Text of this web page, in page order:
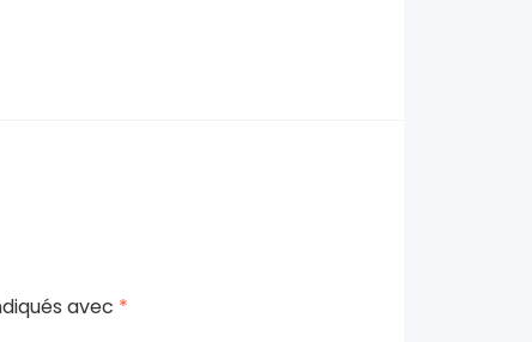
avec *